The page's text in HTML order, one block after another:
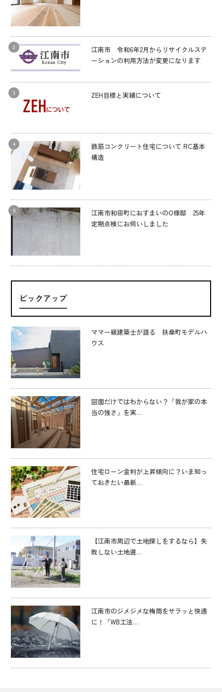
江南市 令和6年2月からリサイクルステ
ーションの利用方法が変更になります
ZEH目標と実績について
鉄筋コンクリート住宅について RC基本
構造
江南市和田町におすまいのO様邸 25年
定期点検にお伺いしました
ピックアップ
ママ一級建築士が語る 扶桑町モデルハ
ウス
図面だけではわからない？「我が家の本
当の強さ」を実…
住宅ローン金利が上昇傾向に？いま知っ
ておきたい最新…
【江南市周辺で土地探しをするなら】失
敗しない土地選…
江南市のジメジメな梅雨をサラッと快適
に！「WB工法…